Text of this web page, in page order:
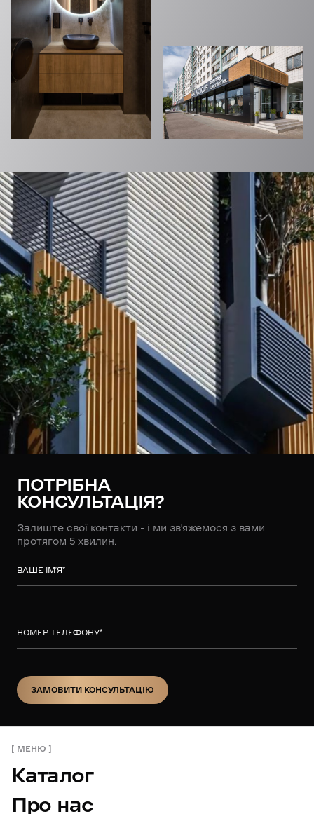
ПОТРІБНА
КОНСУЛЬТАЦІЯ?
Залиште свої контакти - і ми зв’яжемося з вами
протягом 5 хвилин.
ВАШЕ ІМ’Я*
НОМЕР ТЕЛЕФОНУ*
ЗАМОВИТИ КОНСУЛЬТАЦІЮ
МЕНЮ
Каталог
Про нас